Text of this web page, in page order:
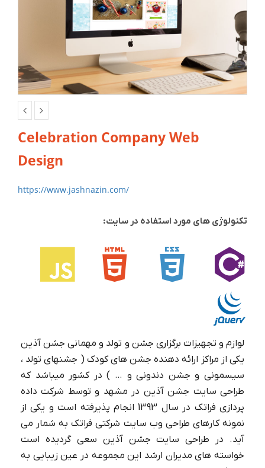
Celebration Company Web
Design
https://www.jashnazin.com/
تکنولوژی های مورد استفاده در سایت:
لوازم و تجهیزات برگزاری جشن و تولد و مهمانی جشن آذین
یکی از مراکز ارائه دهنده جشن های کودک ( جشنهای تولد ،
سیسمونی و جشن دندونی و … ) در کشور میباشد که
طراحی سایت جشن آذین در مشهد و توسط شرکت داده
پردازی فراتک در سال 1393 انجام پذیرفته است و یکی از
نمونه کارهای طراحی وب سایت شرکتی فراتک به شمار می
آید. در طراحی سایت جشن آذین سعی گردیده است
خواسته های مدیران ارشد این مجموعه در عین زیبایی به